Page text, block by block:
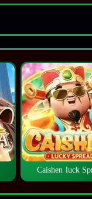
Caishen luck